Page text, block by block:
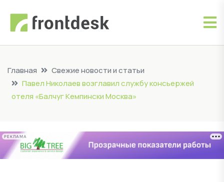
Главная
Свежие новости и статьи
Павел Николаев возглавил службу консьержей
отеля «Балчуг Кемпински Москва»
РЕКЛАМА